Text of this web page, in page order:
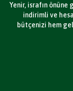
Yenir, israfın
indirimli ve
bütçenizi hem